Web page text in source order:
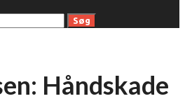
Håndskade